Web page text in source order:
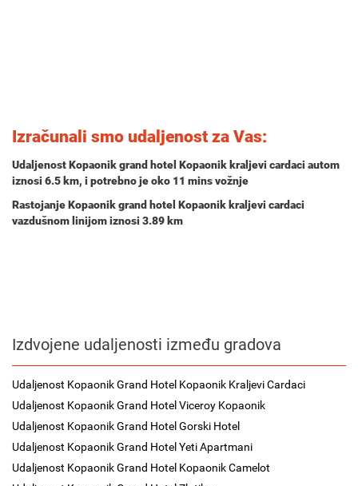
Izračunali smo udaljenost za Vas:
Udaljenost Kopaonik grand hotel Kopaonik kraljevi cardaci autom
iznosi 6.5 km, i potrebno je oko 11 minsvožnje
Rastojanje Kopaonik grand hotel Kopaonik kraljevi cardaci
vazdušnom linijom iznosi 3.89 km
Izdvojene udaljenosti između gradova
Udaljenost Kopaonik Grand Hotel Kopaonik Kraljevi Cardaci
Udaljenost Kopaonik Grand Hotel Viceroy Kopaonik
Udaljenost Kopaonik Grand Hotel Gorski Hotel
Udaljenost Kopaonik Grand Hotel Yeti Apartmani
Udaljenost Kopaonik Grand Hotel Kopaonik Camelot